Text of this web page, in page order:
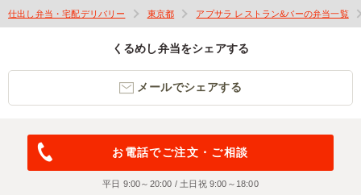
仕出し弁当・宅配デリバリー 東京都 アプサラ レストラン&バーの弁当一覧
くるめし弁当をシェアする
メールでシェアする
お電話でご注文・ご相談
平日 9:00～20:00 / 土日祝 9:00～18:00